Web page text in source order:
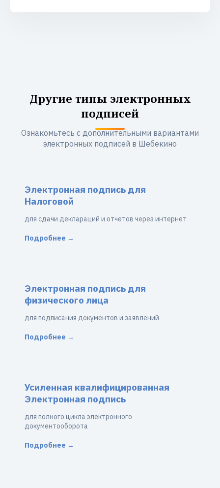
Другие типы электронных
подписей
Ознакомьтесь с дополнительными вариантами
электронных подписей в Шебекино
Электронная подпись для
Налоговой
для сдачи деклараций и отчетов через интернет
Подробнее →
Электронная подпись для
физического лица
для подписания документов и заявлений
Подробнее →
Усиленная квалифицированная
Электронная подпись
для полного цикла электронного
документооборота
Подробнее →